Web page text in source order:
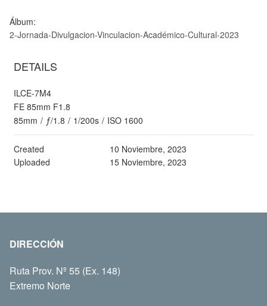
Álbum:
2-Jornada-Divulgacion-Vinculacion-Académico-Cultural-2023
DETAILS
ILCE-7M4
FE 85mm F1.8
85mm / ƒ/1.8 / 1/200s / ISO 1600
Created
10 Noviembre, 2023
Uploaded
15 Noviembre, 2023
DIRECCIÓN
Ruta Prov. Nº 55 (Ex. 148)
Extremo Norte